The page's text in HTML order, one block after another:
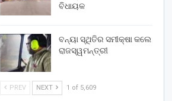
ବିଧାୟକ
ବନ୍ୟା ସ୍ଥିତିର ସମୀକ୍ଷା କଲେ
ରାଜସ୍ୱମନ୍ତ୍ରୀ
PREV NEXT 1 of 5,609